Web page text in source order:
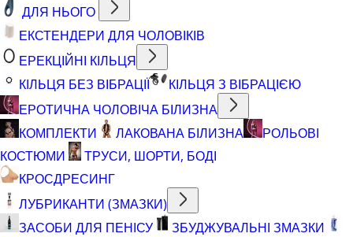
ДЛЯ НЬОГО
ЕКСТЕНДЕРИ ДЛЯ ЧОЛОВІКІВ
ЕРЕКЦІЙНІ КІЛЬЦЯ
КІЛЬЦЯ БЕЗ ВІБРАЦІЇ
КІЛЬЦЯ З ВІБРАЦІЄЮ
ЕРОТИЧНА ЧОЛОВІЧА БІЛИЗНА
КОМПЛЕКТИ
ЛАКОВАНА БІЛИЗНА
РОЛЬОВІ
КОСТЮМИ
ТРУСИ, ШОРТИ, БОДІ
КРОСДРЕСИНГ
ЛУБРИКАНТИ (ЗМАЗКИ)
ЗАСОБИ ДЛЯ ПЕНІСУ
ЗБУДЖУВАЛЬНІ ЗМАЗКИ